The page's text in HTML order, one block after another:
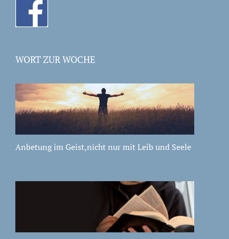
WORT ZUR WOCHE
Anbetung im Geist,nicht nur mit Leib und Seele